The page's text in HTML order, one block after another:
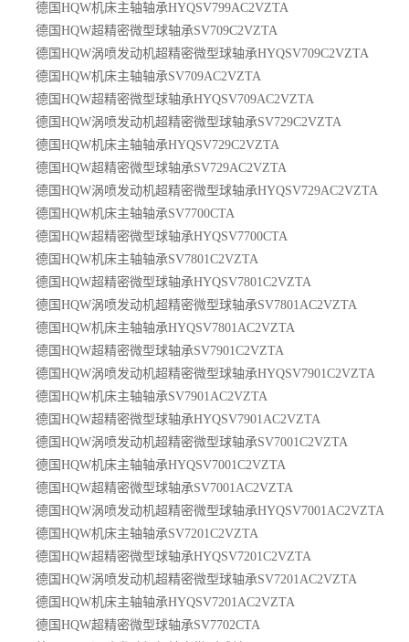
德国HQW机床主轴轴承HYQSV799AC2VZTA
德国HQW超精密微型球轴承SV709C2VZTA
德国HQW涡喷发动机超精密微型球轴承HYQSV709C2VZTA
德国HQW机床主轴轴承SV709AC2VZTA
德国HQW超精密微型球轴承HYQSV709AC2VZTA
德国HQW涡喷发动机超精密微型球轴承SV729C2VZTA
德国HQW机床主轴轴承HYQSV729C2VZTA
德国HQW超精密微型球轴承SV729AC2VZTA
德国HQW涡喷发动机超精密微型球轴承HYQSV729AC2VZTA
德国HQW机床主轴轴承SV7700CTA
德国HQW超精密微型球轴承HYQSV7700CTA
德国HQW机床主轴轴承SV7801C2VZTA
德国HQW超精密微型球轴承HYQSV7801C2VZTA
德国HQW涡喷发动机超精密微型球轴承SV7801AC2VZTA
德国HQW机床主轴轴承HYQSV7801AC2VZTA
德国HQW超精密微型球轴承SV7901C2VZTA
德国HQW涡喷发动机超精密微型球轴承HYQSV7901C2VZTA
德国HQW机床主轴轴承SV7901AC2VZTA
德国HQW超精密微型球轴承HYQSV7901AC2VZTA
德国HQW涡喷发动机超精密微型球轴承SV7001C2VZTA
德国HQW机床主轴轴承HYQSV7001C2VZTA
德国HQW超精密微型球轴承SV7001AC2VZTA
德国HQW涡喷发动机超精密微型球轴承HYQSV7001AC2VZTA
德国HQW机床主轴轴承SV7201C2VZTA
德国HQW超精密微型球轴承HYQSV7201C2VZTA
德国HQW涡喷发动机超精密微型球轴承SV7201AC2VZTA
德国HQW机床主轴轴承HYQSV7201AC2VZTA
德国HQW超精密微型球轴承SV7702CTA